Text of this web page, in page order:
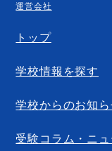
運営会社
トップ
学校情報を探す
学校からのお知
受験コラム・ニ